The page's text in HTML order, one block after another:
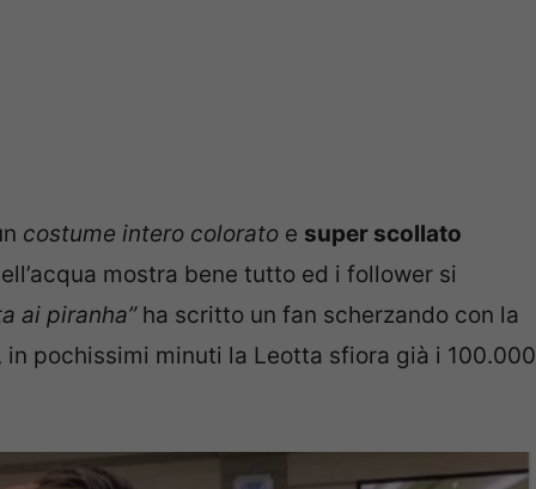
costume intero colorato e super scollato
mostra bene tutto ed i follower si
ai piranha”ha scritto un fan scherzando con la
pochissimi minuti la Leotta sfiora già i 100.000